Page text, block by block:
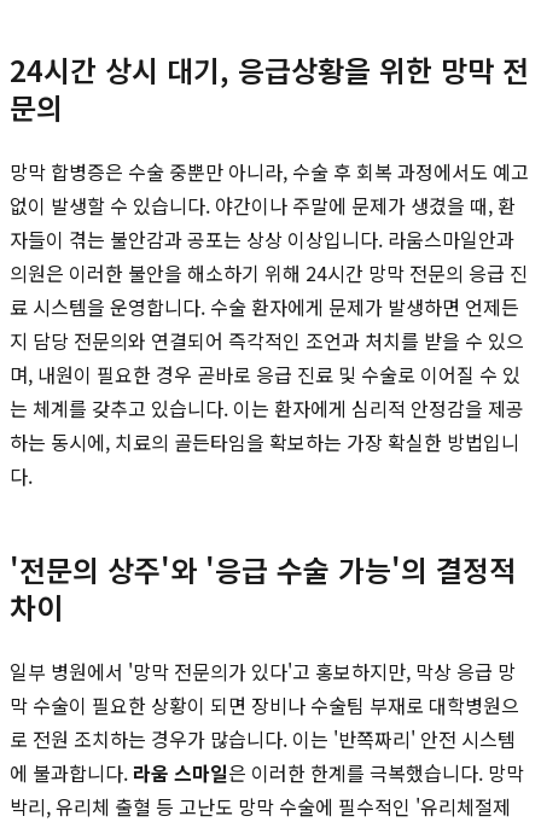
24시간 상시 대기, 응급상황을 위한 망막 전
문의
망막 합병증은 수술 중뿐만 아니라, 수술 후 회복 과정에서도 예고
없이 발생할 수 있습니다. 야간이나 주말에 문제가 생겼을 때, 환
자들이 겪는 불안감과 공포는 상상 이상입니다. 라움스마일안과
의원은 이러한 불안을 해소하기 위해 24시간 망막 전문의 응급 진
료 시스템을 운영합니다. 수술 환자에게 문제가 발생하면 언제든
지 담당 전문의와 연결되어 즉각적인 조언과 처치를 받을 수 있으
며, 내원이 필요한 경우 곧바로 응급 진료 및 수술로 이어질 수 있
는 체계를 갖추고 있습니다. 이는 환자에게 심리적 안정감을 제공
하는 동시에, 치료의 골든타임을 확보하는 가장 확실한 방법입니
다.
'전문의 상주'와 '응급 수술 가능'의 결정적
차이
일부 병원에서 '망막 전문의가 있다'고 홍보하지만, 막상 응급 망
막 수술이 필요한 상황이 되면 장비나 수술팀 부재로 대학병원으
로 전원 조치하는 경우가 많습니다. 이는 '반쪽짜리' 안전 시스템
에 불과합니다. 라움 스마일은 이러한 한계를 극복했습니다. 망막
박리, 유리체 출혈 등 고난도 망막 수술에 필수적인 '유리체절제